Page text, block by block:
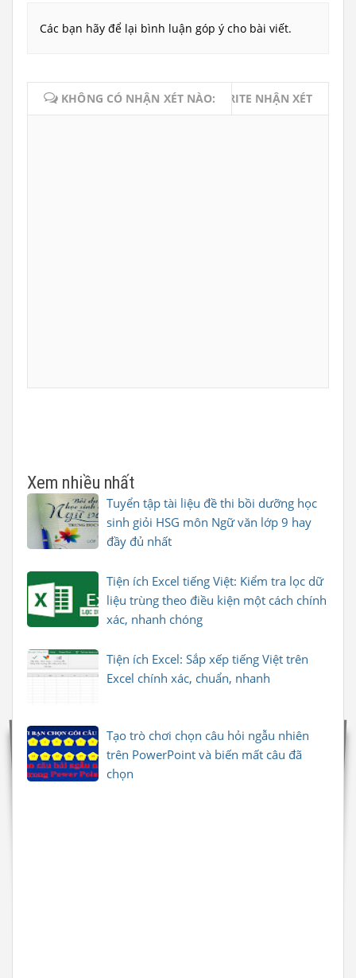
Các bạn hãy để lại bình luận góp ý cho bài viết.
KHÔNG CÓ NHẬN XÉT NÀO: WRITE NHẬN XÉT
Xem nhiều nhất
Tuyển tập tài liệu đề thi bồi dưỡng học
sinh giỏi HSG môn Ngữ văn lớp 9 hay
đầy đủ nhất
Tiện ích Excel tiếng Việt: Kiểm tra lọc dữ
liệu trùng theo điều kiện một cách chính
xác, nhanh chóng
Tiện ích Excel: Sắp xếp tiếng Việt trên
Excel chính xác, chuẩn, nhanh
Tạo trò chơi chọn câu hỏi ngẫu nhiên
trên PowerPoint và biến mất câu đã
chọn